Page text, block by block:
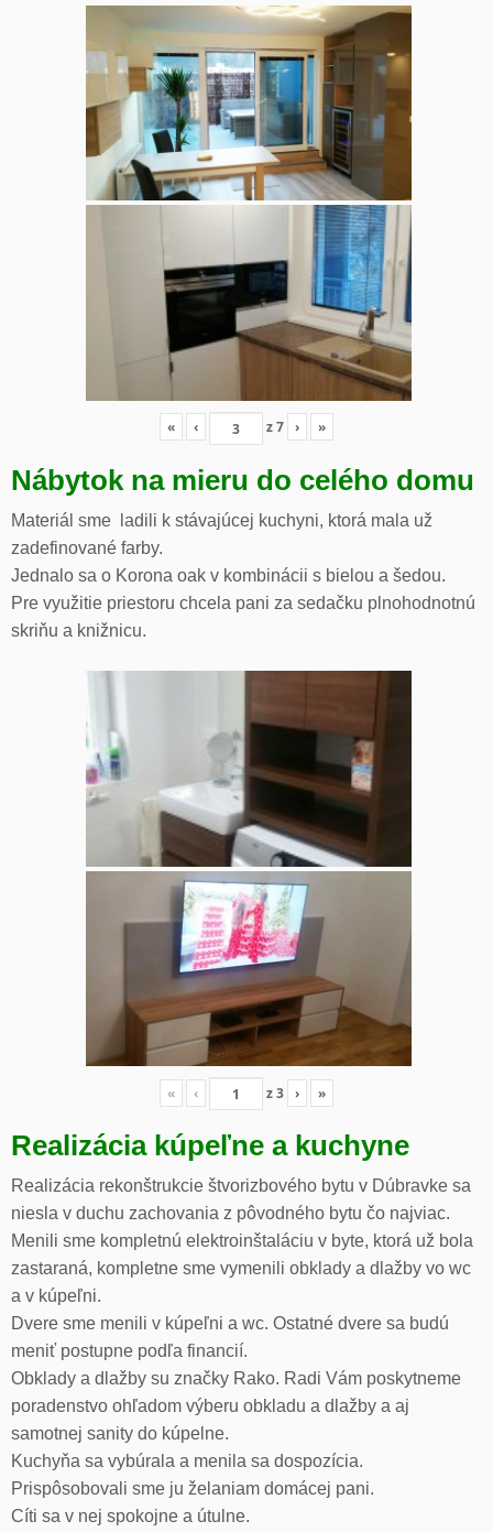
« ‹ z7 › »
Nábytok na mieru do celého domu
Materiál sme ladili k stávajúcej kuchyni, ktorá mala už
zadefinované farby.
Jednalo sa o Korona oak v kombinácii s bielou a šedou.
Pre využitie priestoru chcela pani za sedačku plnohodnotnú
skriňu a knižnicu.
« ‹ z3 › »
Realizácia kúpeľne a kuchyne
Realizácia rekonštrukcie štvorizbového bytu v Dúbravke sa
niesla v duchu zachovania z pôvodného bytu čo najviac.
Menili sme kompletnú elektroinštaláciu v byte, ktorá už bola
zastaraná, kompletne sme vymenili obklady a dlažby vo wc
a v kúpeľni.
Dvere sme menili v kúpeľni a wc. Ostatné dvere sa budú
meniť postupne podľa financií.
Obklady a dlažby su značky Rako. Radi Vám poskytneme
poradenstvo ohľadom výberu obkladu a dlažby a aj
samotnej sanity do kúpelne.
Kuchyňa sa vybúrala a menila sa dospozícia.
Prispôsobovali sme ju želaniam domácej pani.
Cíti sa v nej spokojne a útulne.